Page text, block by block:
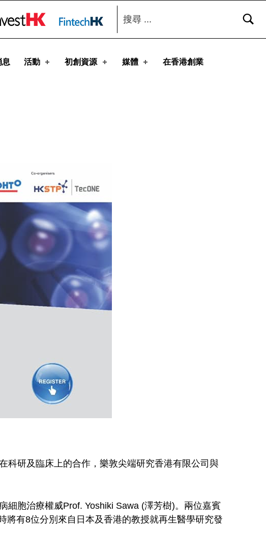
息 活動 初創資源 媒體 在香港創業
搜尋：
科研及臨床上的合作，樂敦尖端研究香港有限公司與
細胞治療權威Prof. Yoshiki Sawa (澤芳樹)。兩位嘉賓
將有8位分別來自日本及香港的教授就再生醫學研究發